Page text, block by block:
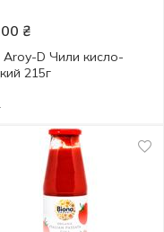
₴
Aroy-D Чили кисло-
215г